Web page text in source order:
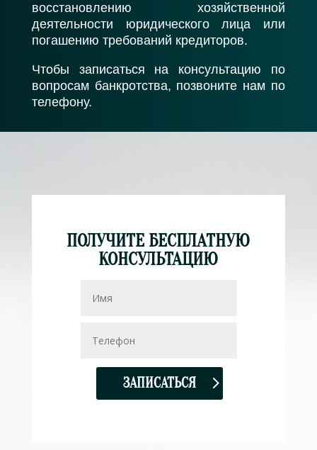
восстановлению хозяйственной
деятельности юридического лица или
погашению требований кредиторов.
Чтобы записаться на консультацию по
вопросам банкротства, позвоните нам по
телефону.
ПОЛУЧИТЕ БЕСПЛАТНУЮ
КОНСУЛЬТАЦИЮ
ЗАПИСАТЬСЯ